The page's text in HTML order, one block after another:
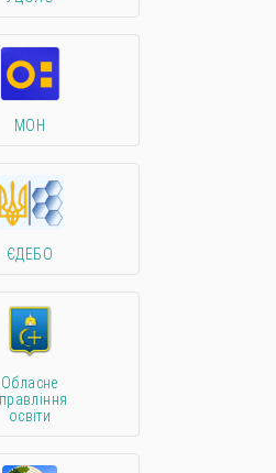
МОН
ЄДЕБО
Обласне
освіти